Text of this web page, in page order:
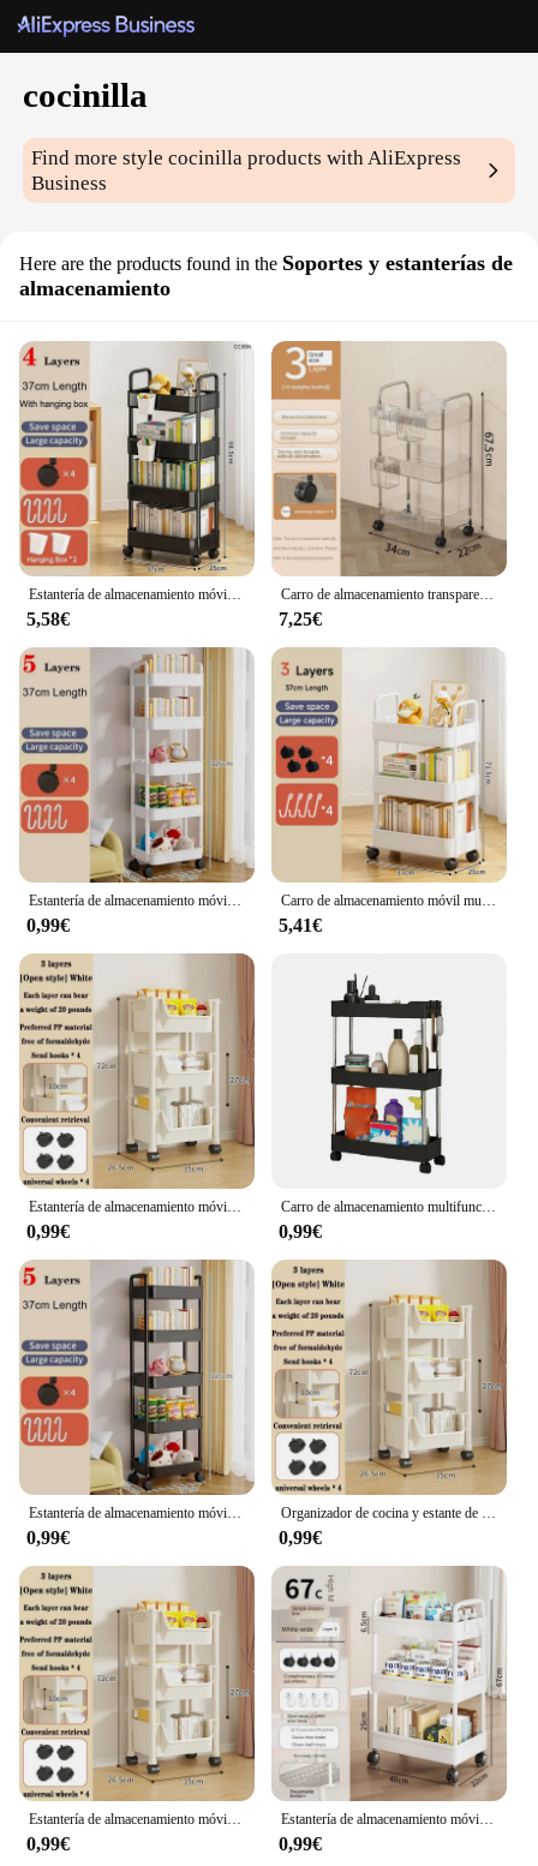
cocinilla
Find more stylecocinilla products with AliExpress
Business
Here are the products found in the Soportes y estanterías de
almacenamiento
Estantería de almacenamiento móvil, carrito organizador de cocina con ruedas, estantes de baño multicapa, estante de almacenamiento de aperitivos para el hogar
5,58€
Carro de almacenamiento transparente con cestas colgantes extraíbles, estante de cocina, estantes de baño, maquillaje, carro rodante
7,25€
Estantería de almacenamiento móvil, carrito organizador de cocina con ruedas, estantes de baño multicapa, estante de almacenamiento de aperitivos para el hogar
0,99€
Carro de almacenamiento móvil multifuncional, estante móvil con ruedas para aperitivos, organizador multicapa para cocina y baño
5,41€
Estantería de almacenamiento móvil, carrito organizador de cocina con ruedas, estantes de baño multicapa, estante de almacenamiento de aperitivos para el hogar
0,99€
Carro de almacenamiento multifuncional para cocina y baño, estantería Vertical rodante, de pie, movible, de 3/4 niveles, ahorra espacio
0,99€
Estantería de almacenamiento móvil, carrito organizador de cocina con ruedas, estantes de baño multicapa, estante de almacenamiento de aperitivos para el hogar
0,99€
Organizador de cocina y estante de almacenamiento para el hogar, carrito con ruedas, accesorios multifuncionales para el hogar, estante móvil, estantería
0,99€
0,99€
Estantería de almacenamiento móvil, carrito organizador de cocina con ruedas, estantes de baño multicapa, estante de almacenamiento de aperitivos para el hogar
0,99€